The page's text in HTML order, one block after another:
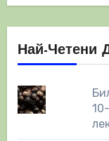
Най-Четени